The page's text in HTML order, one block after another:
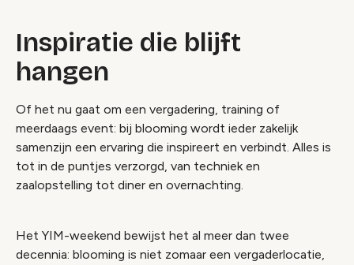
Inspiratie die blijft
hangen
Of het nu gaat om een vergadering, training of
meerdaags event: bij blooming wordt ieder zakelijk
samenzijn een ervaring die inspireert en verbindt. Alles is
tot in de puntjes verzorgd, van techniek en
zaalopstelling tot diner en overnachting.
Het YIM-weekend bewijst het al meer dan twee
decennia: blooming is niet zomaar een vergaderlocatie,